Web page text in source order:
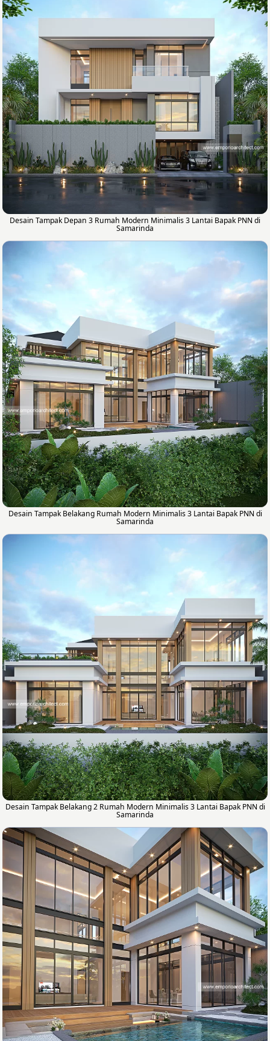
Desain Tampak Depan 3 Rumah Modern Minimalis 3 Lantai Bapak PNN di
Samarinda
Desain Tampak Belakang Rumah Modern Minimalis 3 Lantai Bapak PNN di
Samarinda
Desain Tampak Belakang 2 Rumah Modern Minimalis 3 Lantai Bapak PNN di
Samarinda